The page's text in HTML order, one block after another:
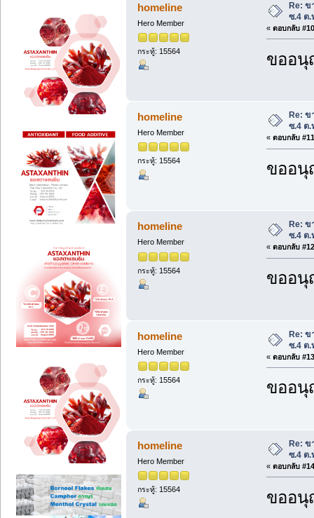
homeline
Hero Member
กระทู้: 15564
Re:
ซ.4 ต
« ตอบกลับ
ขออนุ
homeline
Hero Member
กระทู้: 15564
Re:
ซ.4 ต
« ตอบกลับ
ขออนุ
homeline
Hero Member
กระทู้: 15564
Re:
ซ.4 ต
« ตอบกลับ
ขออนุ
homeline
Hero Member
กระทู้: 15564
Re: ข
ซ.4 ต
« ตอบกลับ
ขออนุ
homeline
Hero Member
กระทู้: 15564
Re: ข
ซ.4 ต
« ตอบกลับ
ขออนุ